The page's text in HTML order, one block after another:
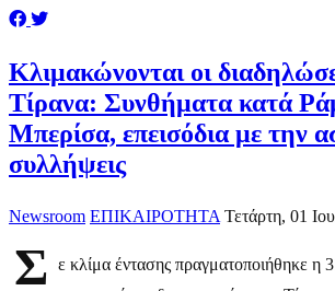
Κλιμακώνονται οι
Τίρανα: Συνθήματα κατά
Μπερίσα, επεισόδια με την
συλλήψεις
Newsroom ΕΠΙΚΑΙΡΟΤΗΤΑ Τετάρτη, 01
Σ
ε κλίμα έντασης πραγματοποιήθηκε η